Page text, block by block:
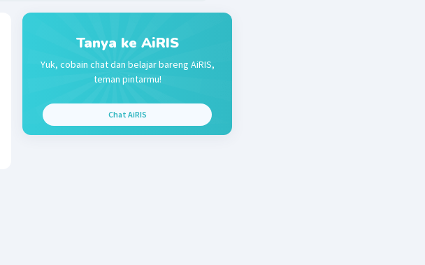
Tanya ke AiRIS
Yuk, cobain chat dan belajar bareng AiRIS,
teman pintarmu!
Chat AiRIS